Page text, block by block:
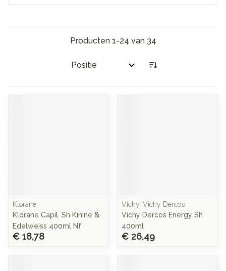
Producten 1-24 van 34
Sorteer op:
Klorane
Klorane Capil. Sh Kinine &
Edelweiss 400ml Nf
€ 18,78
Vichy, Vichy Dercos
Vichy Dercos Energy Sh
400ml
€ 26,49